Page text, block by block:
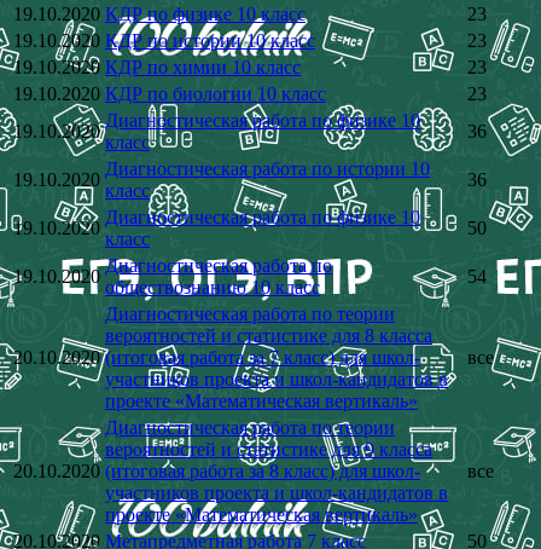
19.10.2020 КДР по физике 10 класс
23
19.10.2020 КДР по истории 10 класс
23
19.10.2020 КДР по химии 10 класс
23
19.10.2020 КДР по биологии 10 класс
23
19.10.2020
Диагностическая работа по физике 10
класс
36
19.10.2020
Диагностическая работа по истории 10
класс
36
19.10.2020
Диагностическая работа по физике 10
класс
50
19.10.2020
Диагностическая работа по
обществознанию 10 класс
54
20.10.2020
Диагностическая работа по теории
вероятностей и статистике для 8 класса
(итоговая работа за 7 класс) для школ-
участников проекта и школ-кандидатов в
проекте «Математическая вертикаль»
все
20.10.2020
Диагностическая работа по теории
вероятностей и статистике для 9 класса
(итоговая работа за 8 класс) для школ-
участников проекта и школ-кандидатов в
проекте «Математическая вертикаль»
все
20.10.2020 Метапредметная работа 7 класс
50